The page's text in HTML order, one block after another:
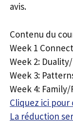
avis.
Contenu du
Week 1
Week 2:
Week 3:
Week 4: Family/
Cliquez ici pour
La réduction